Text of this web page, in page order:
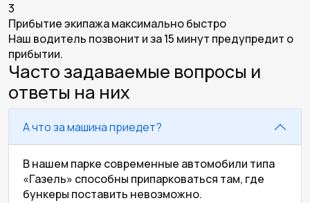
3
Прибытие экипажа максимально быстро
Наш водитель позвонит и за 15 минут предупредит о
прибытии.
Часто задаваемые вопросы и
ответы на них
А что за машина приедет?
В нашем парке современные автомобили типа
«Газель» способны припарковаться там, где
бункеры поставить невозможно.